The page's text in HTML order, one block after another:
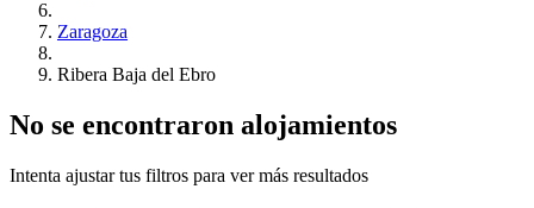
Zaragoza
Ribera Baja del Ebro
No se encontraron alojamientos
Intenta ajustar tus filtros para ver más resultados